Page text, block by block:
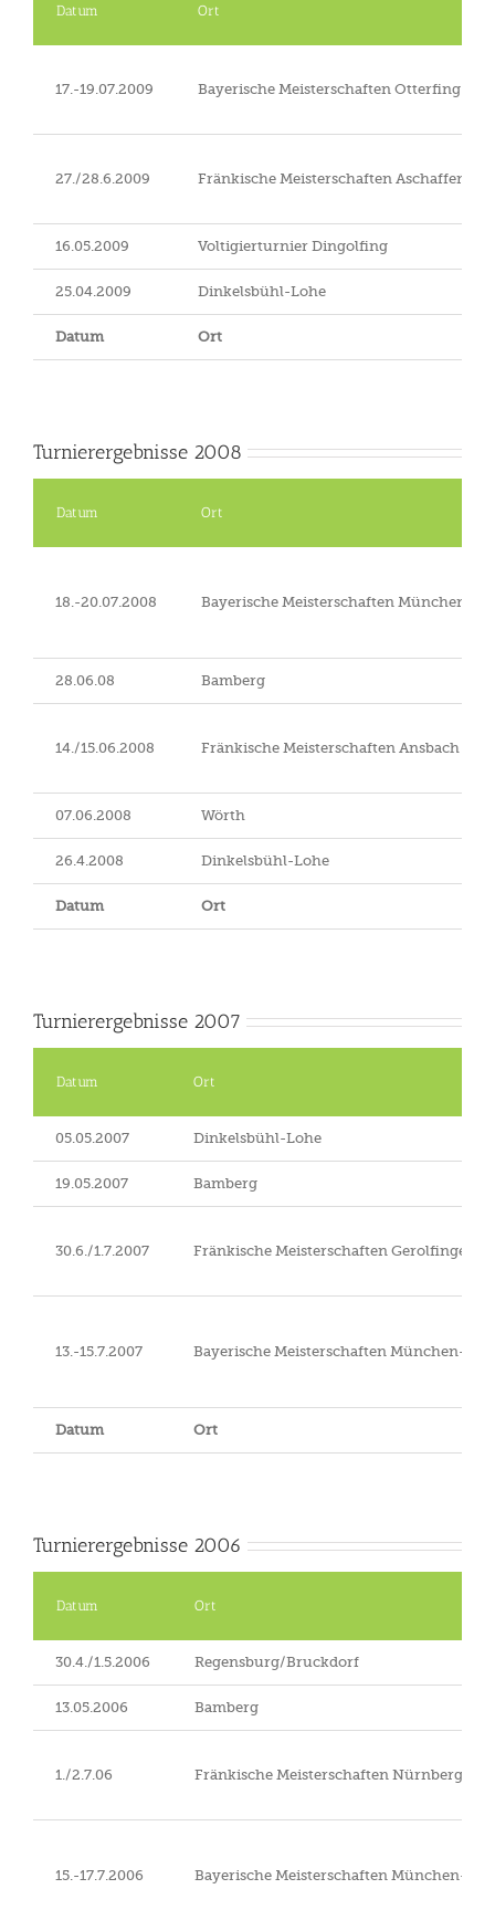
Datum Ort
17.-19.07.2009 Bayerische Meisterschaften Otterfing
27./28.6.2009 Fränkische Meisterschaften
16.05.2009 Voltigierturnier Dingolfing
25.04.2009 Dinkelsbühl-Lohe
Datum Ort
Turnierergebnisse 2008
Datum Ort
18.-20.07.2008 Bayerische Meisterschaften München-
28.06.08 Bamberg
14./15.06.2008 Fränkische Meisterschaften Ansbach
07.06.2008 Wörth
26.4.2008 Dinkelsbühl-Lohe
Datum Ort
Turnierergebnisse 2007
Datum Ort
05.05.2007 Dinkelsbühl-Lohe
19.05.2007 Bamberg
30.6./1.7.2007 Fränkische Meisterschaften Gerolfingen
13.-15.7.2007 Bayerische Meisterschaften München-
Datum Ort
Turnierergebnisse 2006
Datum Ort
30.4./1.5.2006 Regensburg/Bruckdorf
13.05.2006 Bamberg
1./2.7.06 Fränkische Meisterschaften Nürnberg/
15.-17.7.2006 Bayerische Meisterschaften München-